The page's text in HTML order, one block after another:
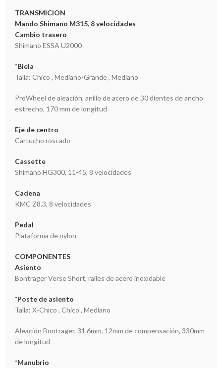
TRANSMICION
Mando Shimano M315, 8 velocidades
Cambio trasero
Shimano ESSA U2000
*Biela
Talla: Chico , Mediano-Grande , Mediano
ProWheel de aleación, anillo de acero de 30 dientes de ancho
estrecho, 170 mm de longitud
Eje de centro
Cartucho roscado
Cassette
Shimano HG300, 11-45, 8 velocidades
Cadena
KMC Z8.3, 8 velocidades
Pedal
Plataforma de nylon
COMPONENTES
Asiento
Bontrager Verse Short, raíles de acero inoxidable
*Poste de asiento
Talla: X-Chico , Chico , Mediano
Aleación Bontrager, 31.6mm, 12mm de compensación, 330mm
de longitud
*Manubrio